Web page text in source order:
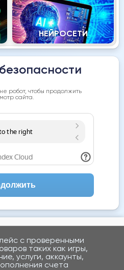
НЕЙРОСЕТИ
робот, чтобы продолжить
сайта.
с проверенными
таких как игры,
услуги, аккаунты,
счета